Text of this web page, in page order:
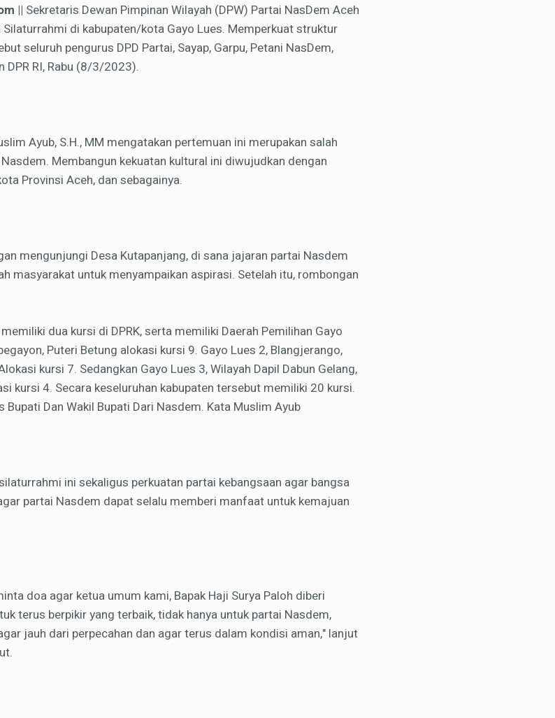
|| Sekretaris Dewan Pimpinan Wilayah (DPW) Partai NasDem Aceh
Silaturrahmi di kabupaten/kota Gayo Lues. Memperkuat struktur
seluruh pengurus DPD Partai, Sayap, Garpu, Petani NasDem,
DPR RI, Rabu (8/3/2023).
Ayub, S.H., MM mengatakan pertemuan ini merupakan salah
Membangun kekuatan kultural ini diwujudkan dengan
Provinsi Aceh, dan sebagainya.
mengunjungi Desa Kutapanjang, di sana jajaran partai Nasdem
masyarakat untuk menyampaikan aspirasi. Setelah itu, rombongan
dua kursi di DPRK, serta memiliki Daerah Pemilihan Gayo
Puteri Betung alokasi kursi 9. Gayo Lues 2, Blangjerango,
kursi 7. Sedangkan Gayo Lues 3, Wilayah Dapil Dabun Gelang,
kursi 4. Secara keseluruhan kabupaten tersebut memiliki 20 kursi.
Dan Wakil Bupati Dari Nasdem. Kata Muslim Ayub
ini sekaligus perkuatan partai kebangsaan agar bangsa
partai Nasdem dapat selalu memberi manfaat untuk kemajuan
doa agar ketua umum kami, Bapak Haji Surya Paloh diberi
terus berpikir yang terbaik, tidak hanya untuk partai Nasdem,
jauh dari perpecahan dan agar terus dalam kondisi aman," lanjut